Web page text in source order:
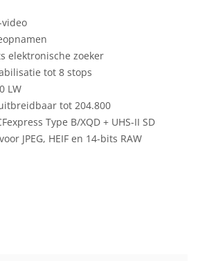
video
elektronische zoeker
tot 8 stops
LW
tot 204.800
Type B/XQD + UHS-II SD
JPEG, HEIF en 14-bits RAW